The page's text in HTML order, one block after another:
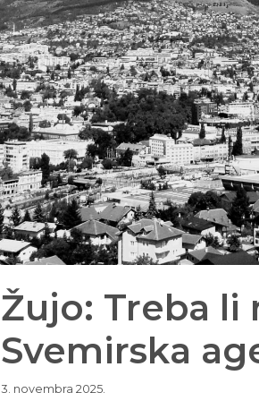
Žujo: Treba li
Svemirska
3. novembra 2025.